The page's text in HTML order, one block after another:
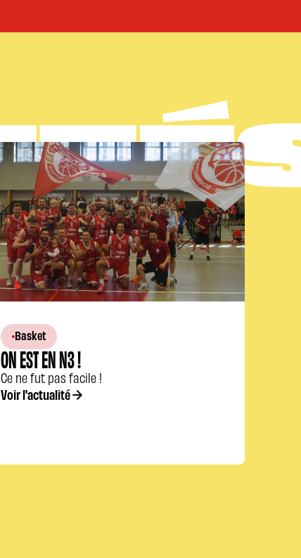
Basket
ON EST EN N3 !
Ce ne fut pas facile !
Voir l'actualité